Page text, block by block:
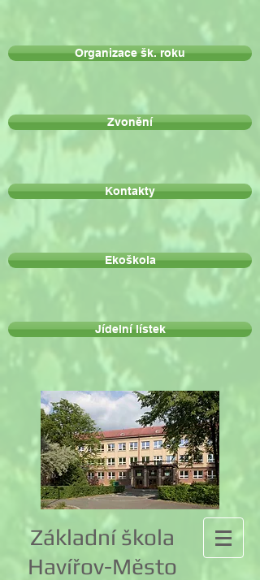
Organizace šk. roku
Zvonění
Kontakty
Ekoškola
Jídelní lístek
Základní škola
Havířov-Město